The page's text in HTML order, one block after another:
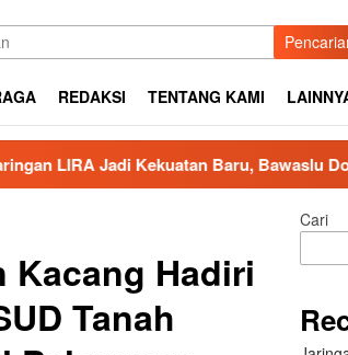
REDAKSI TENTANG KAMI
Kekuatan Baru, Bawaslu Dorong
Kacang Hadiri
Tanah
Cari